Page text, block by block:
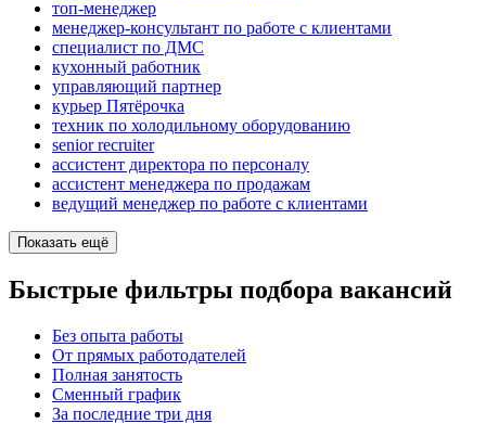
топ-менеджер
менеджер-консультант по работе с клиентами
специалист по ДМС
кухонный работник
управляющий партнер
курьер Пятёрочка
техник по холодильному оборудованию
senior recruiter
ассистент директора по персоналу
ассистент менеджера по продажам
ведущий менеджер по работе с клиентами
Показать ещё
Быстрые фильтры подбора вакансий
Без опыта работы
От прямых работодателей
Полная занятость
Сменный график
За последние три дня